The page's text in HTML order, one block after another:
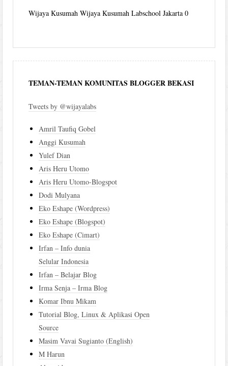
Wijaya Kusumah Wijaya Kusumah Labschool Jakarta 0
TEMAN-TEMAN KOMUNITAS BLOGGER BEKASI
Tweets by @wijayalabs
Amril Taufiq Gobel
Anggi Kusumah
Yulef Dian
Aris Heru Utomo
Aris Heru Utomo-Blogspot
Dodi Mulyana
Eko Eshape (Wordpress)
Eko Eshape (Blogspot)
Eko Eshape (Cimart)
Irfan – Info dunia
Selular Indonesia
Irfan – Belajar Blog
Irma Senja – Irma Blog
Komar Ibnu Mikam
Tutorial Blog, Linux & Aplikasi Open
Source
Masim Vavai Sugianto (English)
M Harun